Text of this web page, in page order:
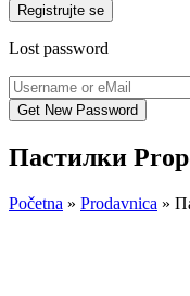
Registrujte se
Lost password
Пастилки
Početna » Prodavnica »